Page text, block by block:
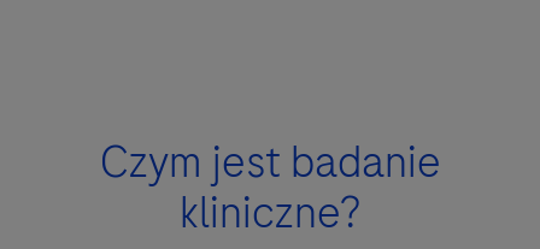
Czym jest badanie
kliniczne?
Klikając "Zaakceptuj i wyślij", potwierdzasz, że zapoznałeś się i akceptujesz
warunki prawne i politykę prywatności firmy Roche
For Visitors from United States, our Privacy Statement can be reviewed
https://www.gene.com/privacy-policy
For Visitors from Canada, our Privacy Statement can be reviewed below: